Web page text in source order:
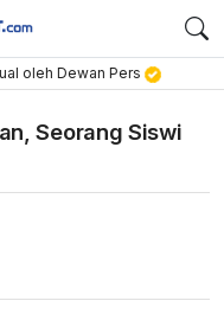
oleh Dewan Pers
Seorang Siswi